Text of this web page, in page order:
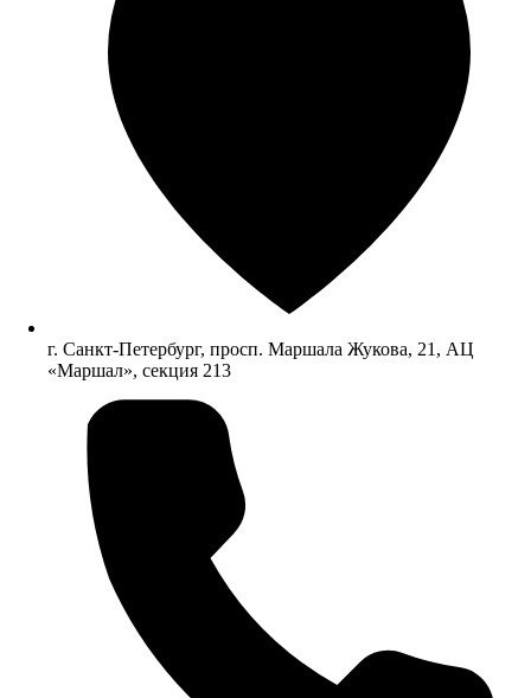
г. Санкт-Петербург, просп. Маршала Жукова, 21, АЦ
«Маршал», секция 213